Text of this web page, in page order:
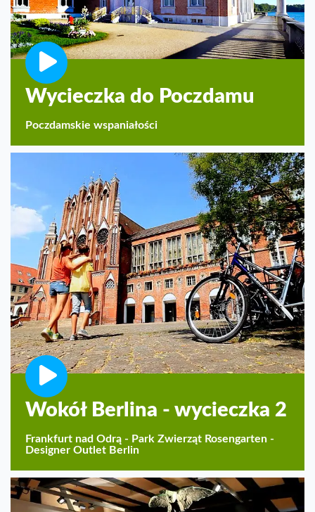
Wycieczka do Poczdamu
Poczdamskie wspaniałości
Wokół Berlina - wycieczka 2
Frankfurt nad Odrą - Park Zwierząt Rosengarten -
Designer Outlet Berlin